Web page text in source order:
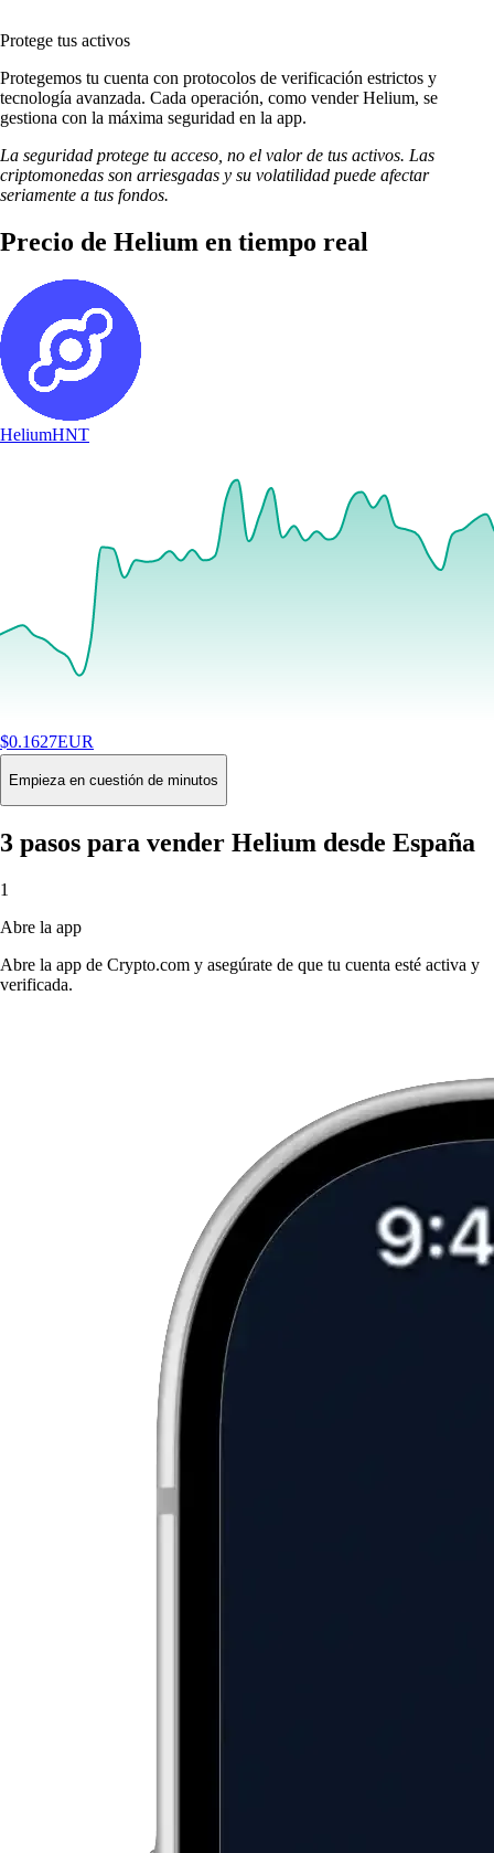
Protege tus activos
Protegemos tu cuenta con protocolos de verificación estrictos y
tecnología avanzada. Cada operación, como vender Helium, se
gestiona con la máxima seguridad en la app.
La seguridad protege tu acceso, no el valor de tus activos. Las
criptomonedas son arriesgadas y su volatilidad puede afectar
seriamente a tus fondos.
Precio de Helium en tiempo real
HeliumHNT
$0.1627EUR
+0.28%24H
Buy
Empieza en cuestión de minutos
3 pasos para vender Helium desde España
1
Abre la app
Abre la app de Crypto.com y asegúrate de que tu cuenta esté activa y
verificada.